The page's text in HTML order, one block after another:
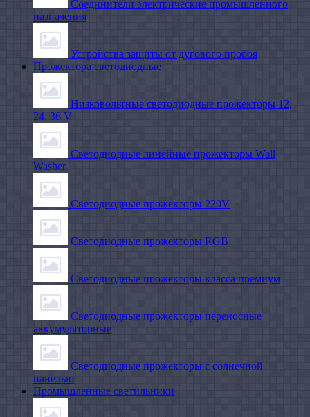
Соединители электрические промышленного
назначения
Устройства защиты от дугового пробоя
Прожектора светодиодные
Низковольтные светодиодные прожекторы 12,
24, 36 V
Светодиодные линейные прожекторы Wall
Washer
Светодиодные прожекторы 220V
Светодиодные прожекторы RGB
Светодиодные прожекторы класса премиум
Светодиодные прожекторы переносные
аккумуляторные
Светодиодные прожекторы с солнечной
панелью
Промышленные светильники